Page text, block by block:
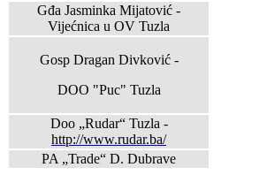
Gđa Jasminka Mijatović -
Vijećnica u OV Tuzla
Gosp Dragan Divković -
DOO "Puc" Tuzla
Doo „Rudar“ Tuzla -
http://www.rudar.ba/
PA „Trade“ D. Dubrave